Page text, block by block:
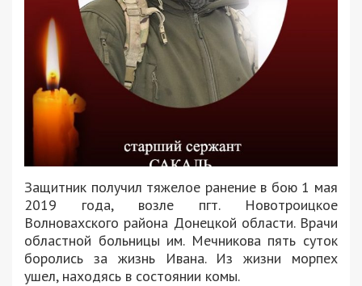
Защитник получил тяжелое ранение в бою 1 мая
2019 года, возле пгт. Новотроицкое
Волновахского района Донецкой области. Врачи
областной больницы им. Мечникова пять суток
боролись за жизнь Ивана. Из жизни морпех
ушел, находясь в состоянии комы.